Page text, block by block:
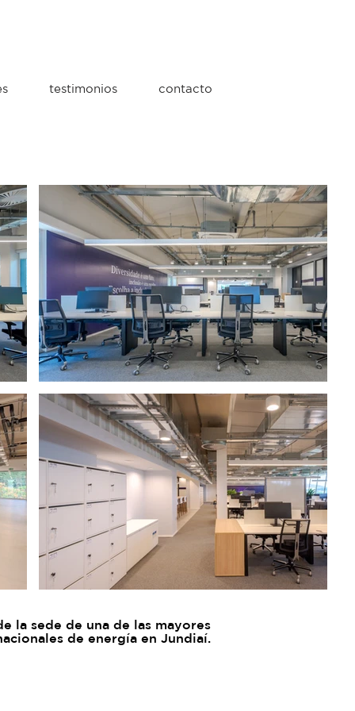
testimonios contacto
la sede de una de las mayores
de energía en Jundiaí.